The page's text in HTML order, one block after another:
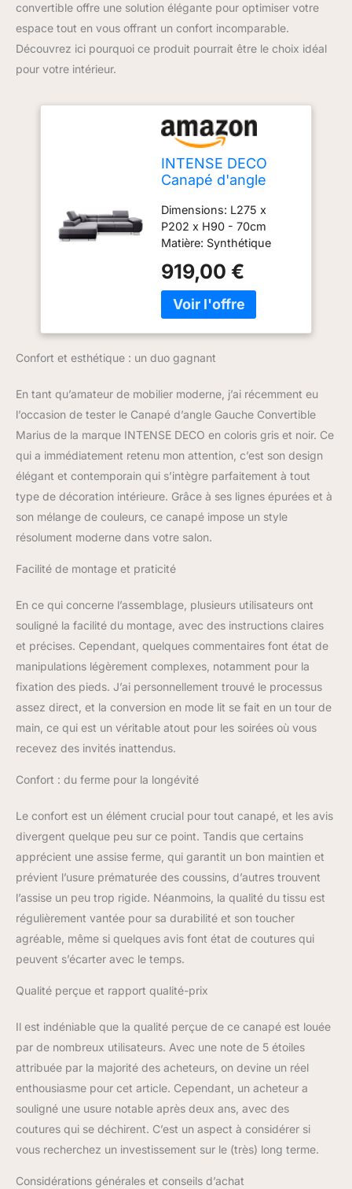
convertible offre une solution élégante pour optimiser votre
espace tout en vous offrant un confort incomparable.
Découvrez ici pourquoi ce produit pourrait être le choix idéal
pour votre intérieur.
INTENSE DECO
Canapé d'angle
Marius Gris et Noir
Dimensions: L275 x
P202 x H90 - 70cm
Matière: Synthétique
(100% Polyester)
Livraison en France
Métropolitaine
de votre domicile (rez-
919,00 €
Confort et esthétique : un duo gagnant
En tant qu’amateur de mobilier moderne, j’ai récemment eu
l’occasion de tester le Canapé d’angle Gauche Convertible
Marius de la marque INTENSE DECO en coloris gris et noir. Ce
qui a immédiatement retenu mon attention, c’est son design
élégant et contemporain qui s’intègre parfaitement à tout
type de décoration intérieure. Grâce à ses lignes épurées et à
son mélange de couleurs, ce canapé impose un style
résolument moderne dans votre salon.
Facilité de montage et praticité
En ce qui concerne l’assemblage, plusieurs utilisateurs ont
souligné la facilité du montage, avec des instructions claires
et précises. Cependant, quelques commentaires font état de
manipulations légèrement complexes, notamment pour la
fixation des pieds. J’ai personnellement trouvé le processus
assez direct, et la conversion en mode lit se fait en un tour de
main, ce qui est un véritable atout pour les soirées où vous
recevez des invités inattendus.
Confort : du ferme pour la longévité
Le confort est un élément crucial pour tout canapé, et les avis
divergent quelque peu sur ce point. Tandis que certains
apprécient une assise ferme, qui garantit un bon maintien et
prévient l’usure prématurée des coussins, d’autres trouvent
l’assise un peu trop rigide. Néanmoins, la qualité du tissu est
régulièrement vantée pour sa durabilité et son toucher
agréable, même si quelques avis font état de coutures qui
peuvent s’écarter avec le temps.
Qualité perçue et rapport qualité-prix
Il est indéniable que la qualité perçue de ce canapé est louée
par de nombreux utilisateurs. Avec une note de 5 étoiles
attribuée par la majorité des acheteurs, on devine un réel
enthousiasme pour cet article. Cependant, un acheteur a
souligné une usure notable après deux ans, avec des
coutures qui se déchirent. C’est un aspect à considérer si
vous recherchez un investissement sur le (très) long terme.
Considérations générales et conseils d’achat